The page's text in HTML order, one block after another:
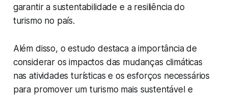
garantir a sustentabilidade e a resiliência do
turismo no país.
Além disso, o estudo destaca a importância de
considerar os impactos das mudanças climáticas
nas atividades turísticas e os esforços necessários
para promover um turismo mais sustentável e